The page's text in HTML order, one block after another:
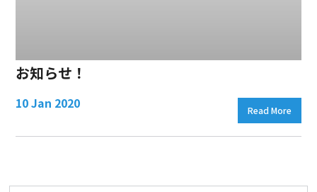
お知らせ！
10 Jan 2020 Read More